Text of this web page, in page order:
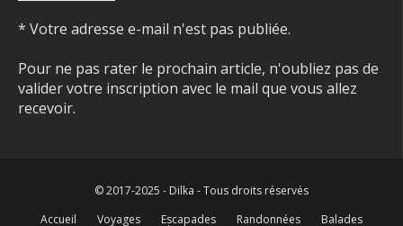
* Votre adresse e-mail n'est pas publiée.
Pour ne pas rater le prochain article, n'oubliez pas de
valider votre inscription avec le mail que vous allez
recevoir.
© 2017-2025 - Dilka - Tous droits réservés
Accueil
Voyages Escapades Randonnées Balades